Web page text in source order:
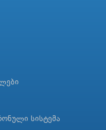
სისტემა